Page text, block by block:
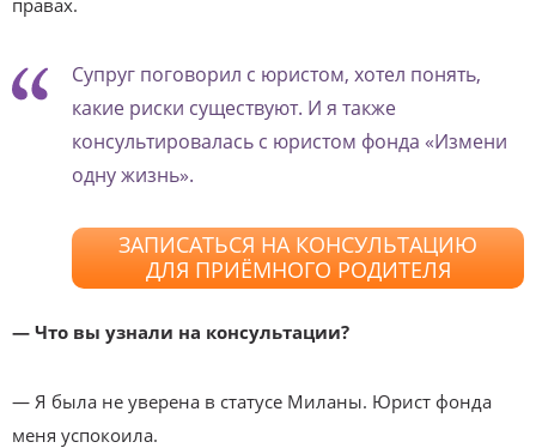
Супруг поговорил с юристом, хотел понять,
какие риски существуют. И я также
консультировалась с юристом фонда «Измени
одну жизнь».
ЗАПИСАТЬСЯ НА КОНСУЛЬТАЦИЮ
ДЛЯ ПРИЁМНОГО РОДИТЕЛЯ
— Что вы узнали на консультации?
— Я была не уверена в статусе Миланы. Юрист фонда
меня успокоила.